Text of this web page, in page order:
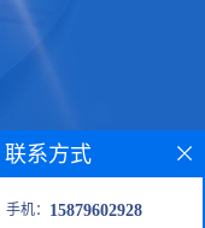
联系方式
手机： 15879602928